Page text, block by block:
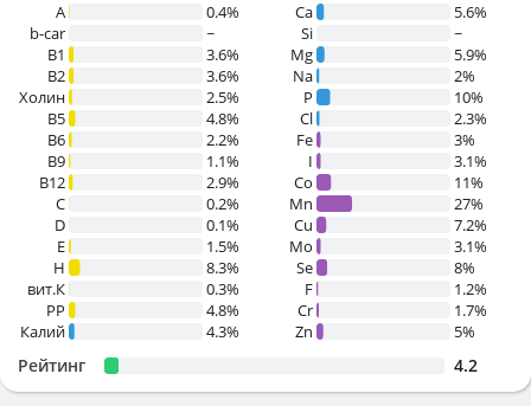
A
0.4%
b-car
~
В1
3.6%
B2
3.6%
Холин
2.5%
B5
4.8%
B6
2.2%
B9
1.1%
B12
2.9%
C
0.2%
D
0.1%
E
1.5%
H
8.3%
вит.К
0.3%
PP
4.8%
Калий
4.3%
Ca
5.6%
Si
~
Mg
5.9%
Na
2%
P
10%
Cl
2.3%
Fe
3%
I
3.1%
Co
11%
Mn
27%
Cu
7.2%
Mo
3.1%
Se
8%
F
1.2%
Cr
1.7%
Zn
5%
Рейтинг 4.2